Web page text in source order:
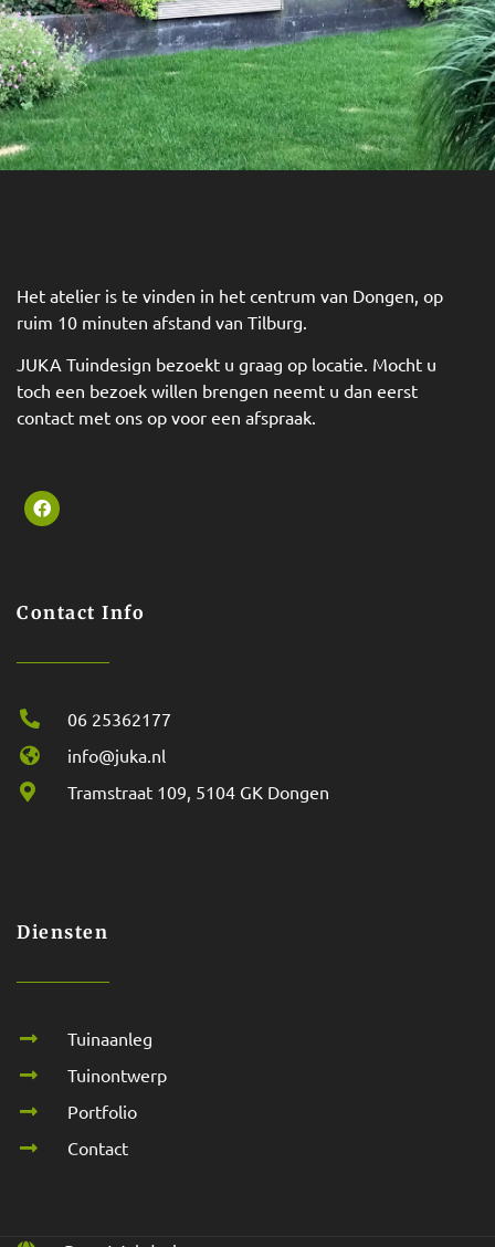
Het atelier is te vinden in het centrum van Dongen, op
ruim 10 minuten afstand van Tilburg.
JUKA Tuindesign bezoekt u graag op locatie. Mocht u
toch een bezoek willen brengen neemt u dan eerst
contact met ons op voor een afspraak.
Contact Info
06 25362177
info@juka.nl
Tramstraat 109, 5104 GK Dongen
Diensten
Tuinaanleg
Tuinontwerp
Portfolio
Contact